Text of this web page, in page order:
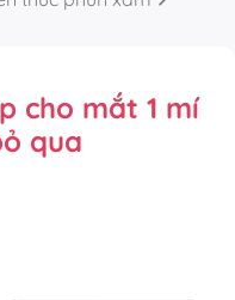
cho mắt 1 mí
qua